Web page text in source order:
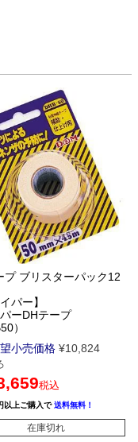
プ ブリスターパック12
パー】
パーDHテープ
）
小売価格 ¥10,824
税込
以上ご購入で送料無料！
在庫切れ